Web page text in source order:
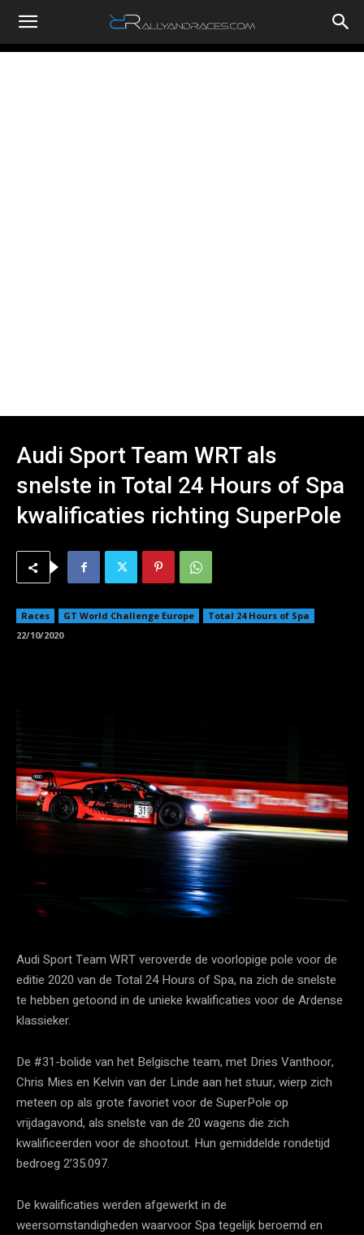
RallyandRaces.com
Audi Sport Team WRT als
snelste in Total 24 Hours of Spa
kwalificaties richting SuperPole
Races GT World Challenge Europe
Total 24 Hours of Spa
22/10/2020
Audi Sport Team WRT veroverde de voorlopige pole voor de
editie 2020 van de Total 24 Hours of Spa, na zich de snelste
te hebben getoond in de unieke kwalificaties voor de Ardense
klassieker.
De #31-bolide van het Belgische team, met Dries Vanthoor,
Chris Mies en Kelvin van der Linde aan het stuur, wierp zich
meteen op als grote favoriet voor de SuperPole op
vrijdagavond, als snelste van de 20 wagens die zich
kwalificeerden voor de shootout. Hun gemiddelde rondetijd
bedroeg 2’35.097.
De kwalificaties werden afgewerkt in de
weersomstandigheden waarvoor Spa tegelijk beroemd en